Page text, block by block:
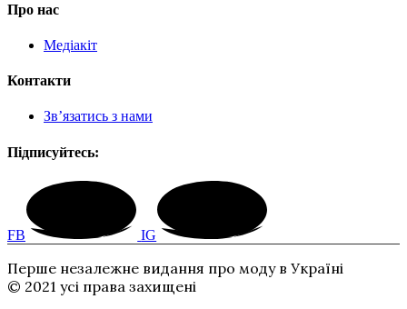
Про нас
Медіакіт
Контакти
Зв’язатись з нами
Підписуйтесь:
FB IG
Перше незалежне видання про моду в Україні
© 2021 усі права захищені